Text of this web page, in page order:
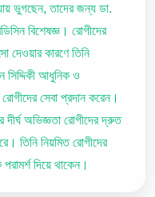
ভুগছেন, তাদের জন্য ডা.
বিশেষজ্ঞ। রোগীদের
দেওয়ার কারণে তিনি
সিদ্দিকী আধুনিক ও
সেবা প্রদান করেন।
অভিজ্ঞতা রোগীদের দ্রুত
তিনি নিয়মিত রোগীদের
দিয়ে থাকেন।